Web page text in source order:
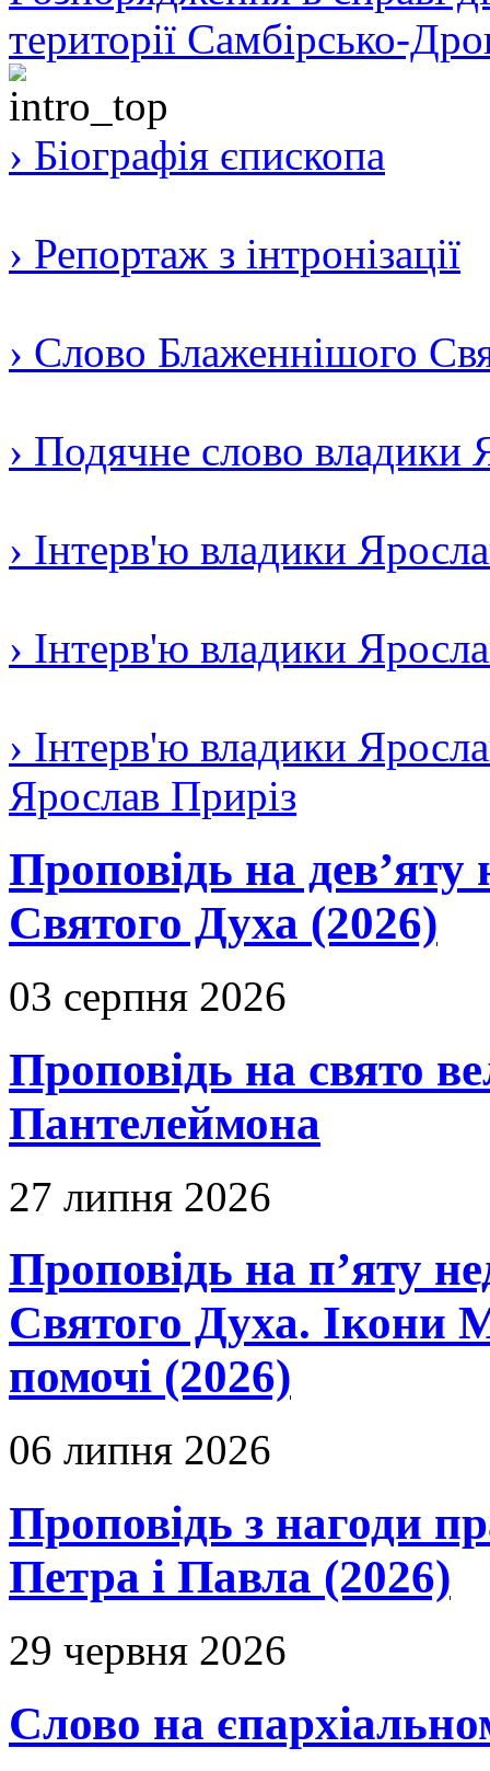
території Самбірсько-
› Біографія єпископа
› Репортаж з інтронізації
› Слово Блаженнішого
› Подячне слово владики
› Інтерв'ю владики
› Інтерв'ю владики
› Інтерв'ю владики
Ярослав Приріз
Проповідь на дев’яту
Святого Духа (2026)
03 серпня 2026
Проповідь на свято
Пантелеймона
27 липня 2026
Проповідь на п’яту
Святого Духа. Ікони
помочі (2026)
06 липня 2026
Проповідь з нагоди
Петра і Павла (2026)
29 червня 2026
Слово на